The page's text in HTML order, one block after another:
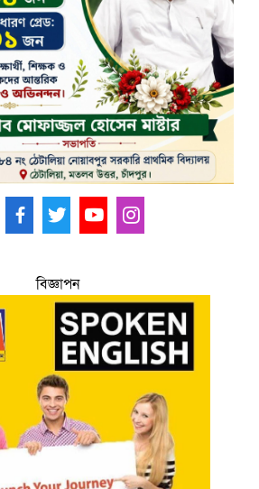
বাংলাদেশ জনরাষ্ট্র আন্দোলন নামে নতুন
রাজনৈতিক দলের আত্মপ্রকাশ
বিজ্ঞাপন